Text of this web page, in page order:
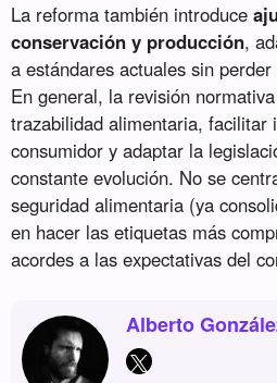
La reforma también introduce
conservación y producción,
a estándares actuales sin
En general, la revisión
trazabilidad alimentaria, facilitar
consumidor y adaptar la
constante evolución. No se
seguridad alimentaria (ya
en hacer las etiquetas más
acordes a las expectativas del
Alberto